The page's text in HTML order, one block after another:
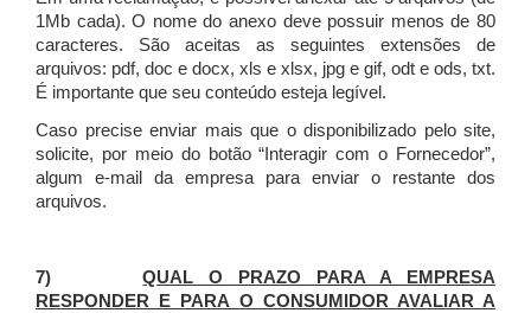
1Mb cada). O nome do anexo deve possuir menos de 80
caracteres. São aceitas as seguintes extensões de
arquivos: pdf, doc e docx, xls e xlsx, jpg e gif, odt e ods, txt.
É importante que seu conteúdo esteja legível.
Caso precise enviar mais que o disponibilizado pelo site,
solicite, por meio do botão “Interagir com o Fornecedor”,
algum e-mail da empresa para enviar o restante dos
arquivos.
7)QUAL O PRAZO PARA A EMPRESA
RESPONDER E PARA O CONSUMIDOR AVALIAR A